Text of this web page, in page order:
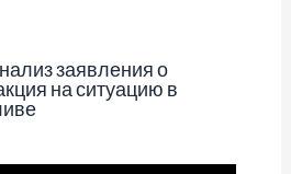
заявления о
на ситуацию в